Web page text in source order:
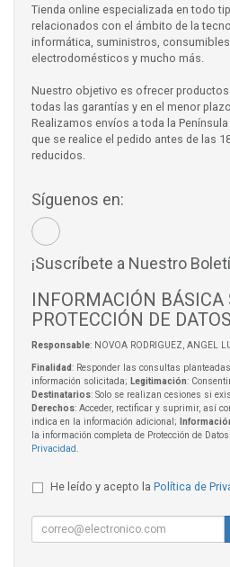
Tienda online especializada en todo
relacionados con el ámbito de la
informática, suministros,
electrodomésticos y mucho más.
Nuestro objetivo es ofrecer
todas las garantías y en el menor
Realizamos envíos a toda la
que se realice el pedido antes de las
reducidos.
Síguenos en:
¡Suscríbete a Nuestro
INFORMACIÓN BÁSICA
PROTECCIÓN DE DATOS
Responsable: NOVOA RODRIGUEZ, ANGEL
Finalidad: Responder las consultas
información solicitada; Legitimación:
Destinatarios: Solo se realizan cesiones si
Derechos: Acceder, rectificar y suprimir, así
indica en la información adicional;
la información completa de Protección de
Privacidad
He leído y acepto la Política de